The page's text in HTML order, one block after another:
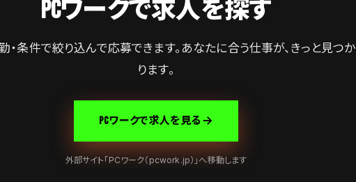
PCワークで求人を探す
・条件で絞り込んで応募できます。あなたに合う仕事が、きっと見つか
ります。
PCワークで求人を見る
外部サイト「PCワーク（pcwork.jp）」へ移動します